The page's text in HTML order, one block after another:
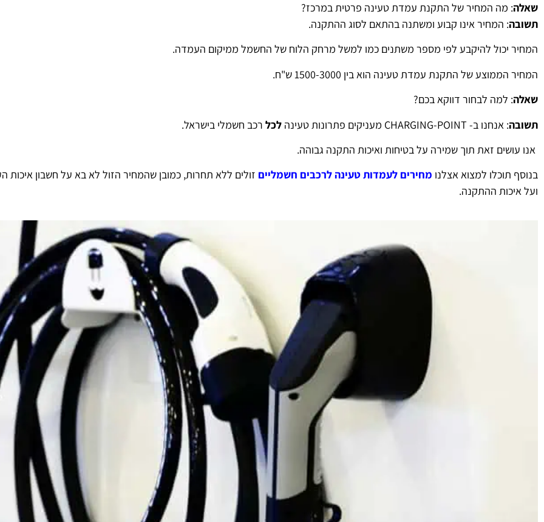
שאלה: מה המחיר של התקנת עמדת טעינה פרטית במרכז?
תשובה: המחיר אינו קבוע ומשתנה בהתאם לסוג ההתקנה.
המחיר יכול להיקבע לפי מספר משתנים כמו למשל מרחק הלוח של החשמל ממיקום העמדה.
המחיר הממוצע של התקנת עמדת טעינה הוא בין 1500-3000 ש"ח.
שאלה: למה לבחור דווקא בכם?
תשובה: אנחנו ב- CHARGING-POINT מעניקים פתרונות טעינה לכל רכב חשמלי בישראל.
אנו עושים זאת תוך שמירה על בטיחות ואיכות התקנה גבוהה.
בנוסף תוכלו למצוא אצלנו מחירים לעמדות טעינה לרכבים חשמליים זולים ללא תחרות, כמובן שהמחיר הזול לא בא על חשבון איכות
ועל איכות ההתקנה.